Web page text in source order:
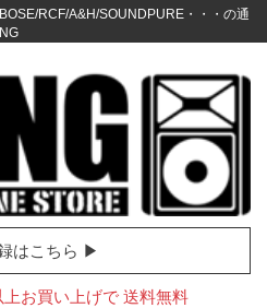
RCF/A&H/SOUNDPURE・・・の通
はこちら ▶
お買い上げで 送料無料